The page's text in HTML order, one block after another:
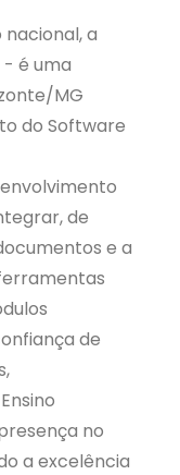
a
é uma
MG
do Software
de
e a
de
no
a excelência